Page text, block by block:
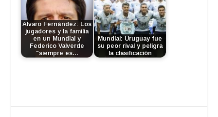
Alvaro Fernández: Los
jugadores y la familia
en un Mundial y
Federico Valverde
"siempre es…
Mundial: Uruguay fue
su peor rival y peligra
la clasificación